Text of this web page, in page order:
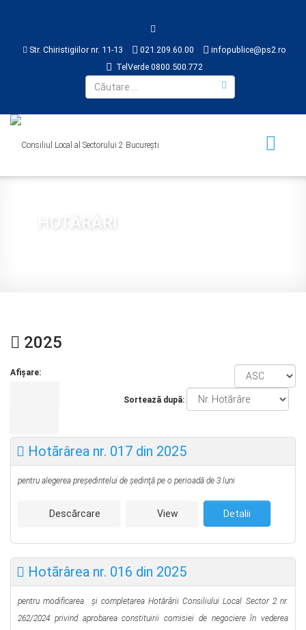
Str. Chiristigiilor nr. 11-13 021.209.60.00
infopublice@ps2.ro
TelVerde 0800.500.772
HOTĂRÂRI
2025
Afișare:
Sortează după:
Hotărârea nr. 017 din 2025
pentru alegerea preşedintelui de şedinţă pe o perioadă de 3 luni
Descărcare View Detalii
Hotărârea nr. 016 din 2025
pentru modificarea și completarea Hotărârii Consiliului Local Sector 2 nr.
262/2024 privind aprobarea constituirii comisiei de negociere în vederea